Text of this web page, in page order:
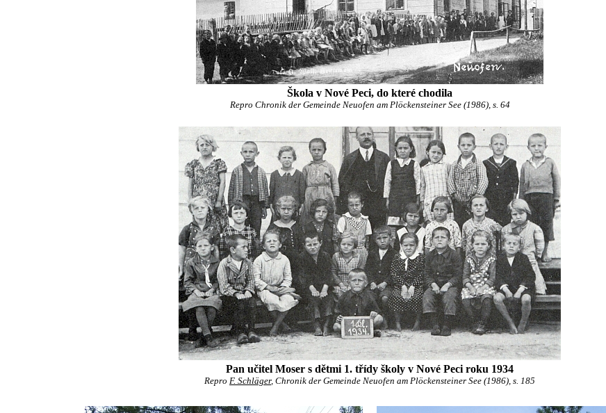
Škola v Nové Peci, do které chodila
Repro Chronik der Gemeinde Neuofen am Plöckensteiner See (1986), s. 64
Pan učitel Moser s dětmi 1. třídy školy v Nové Peci roku 1934
Repro F. Schläger, Chronik der Gemeinde Neuofen am Plöckensteiner See (1986), s. 185